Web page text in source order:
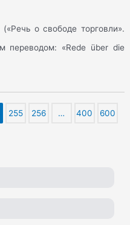
о свободе торговли».
переводом: «Rede über die
255 256 … 400 600